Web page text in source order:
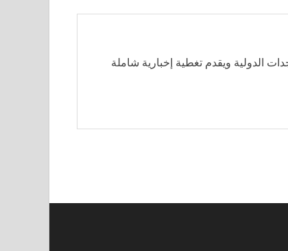
الدولية ويقدم تغطية إخبارية شاملة